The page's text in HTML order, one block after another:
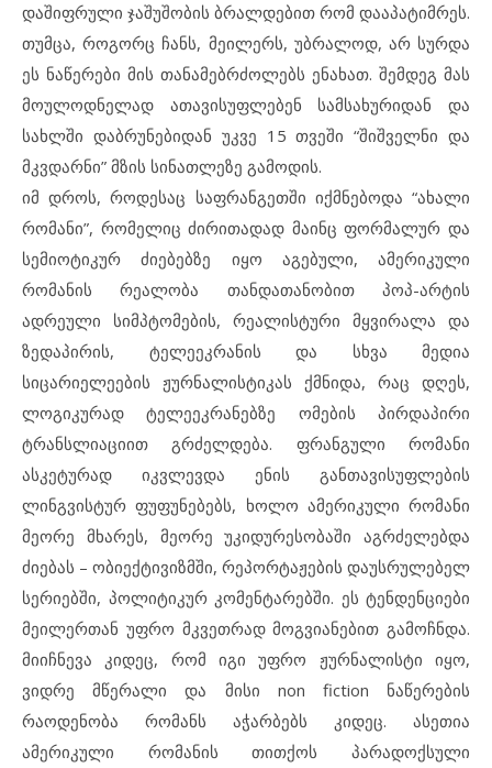
დაშიფრული ჯაშუშობის ბრალდებით რომ დააპატიმრეს.
თუმცა, როგორც ჩანს, მეილერს, უბრალოდ, არ სურდა
ეს ნაწერები მის თანამებრძოლებს ენახათ. შემდეგ მას
მოულოდნელად ათავისუფლებენ სამსახურიდან და
სახლში დაბრუნებიდან უკვე 15 თვეში “შიშველნი და
მკვდარნი” მზის სინათლეზე გამოდის.
იმ დროს, როდესაც საფრანგეთში იქმნებოდა “ახალი
რომანი”, რომელიც ძირითადად მაინც ფორმალურ და
სემიოტიკურ ძიებებზე იყო აგებული, ამერიკული
რომანის რეალობა თანდათანობით პოპ-არტის
ადრეული სიმპტომების, რეალისტური მყვირალა და
ზედაპირის, ტელეეკრანის და სხვა მედია
სიცარიელეების ჟურნალისტიკას ქმნიდა, რაც დღეს,
ლოგიკურად ტელეეკრანებზე ომების პირდაპირი
ტრანსლიაციით გრძელდება. ფრანგული რომანი
ასკეტურად იკვლევდა ენის განთავისუფლების
ლინგვისტურ ფუფუნებებს, ხოლო ამერიკული რომანი
მეორე მხარეს, მეორე უკიდურესობაში აგრძელებდა
ძიებას – ობიექტივიზმში, რეპორტაჟების დაუსრულებელ
სერიებში, პოლიტიკურ კომენტარებში. ეს ტენდენციები
მეილერთან უფრო მკვეთრად მოგვიანებით გამოჩნდა.
მიიჩნევა კიდეც, რომ იგი უფრო ჟურნალისტი იყო,
ვიდრე მწერალი და მისი non fiction ნაწერების
რაოდენობა რომანს აჭარბებს კიდეც. ასეთია
ამერიკული რომანის თითქოს პარადოქსული